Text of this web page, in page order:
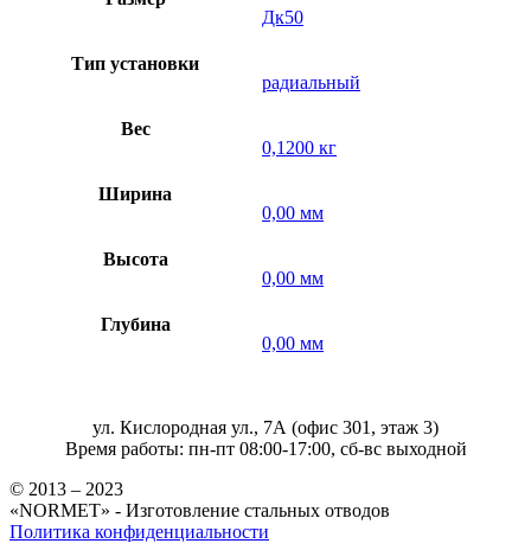
Дк50
Тип установки
радиальный
Вес
0,1200 кг
Ширина
0,00 мм
Высота
0,00 мм
Глубина
0,00 мм
ул. Кислородная ул., 7А (офис 301, этаж 3)
Время работы: пн-пт 08:00-17:00, сб-вс выходной
© 2013 – 2023
«NORMET» - Изготовление стальных отводов
Политика конфиденциальности